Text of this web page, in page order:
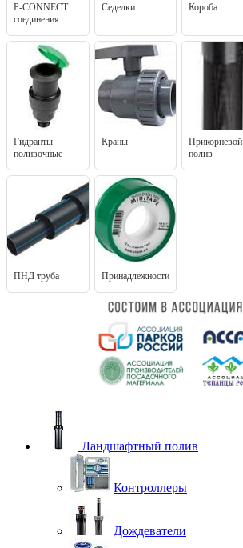
P-CONNECT
соединения
Седелки Короба
Гидранты
поливочные
Краны
Прикорневой
полив
ПНД труба Принадлежности
Ландшафтный полив
Контроллеры
Дождеватели